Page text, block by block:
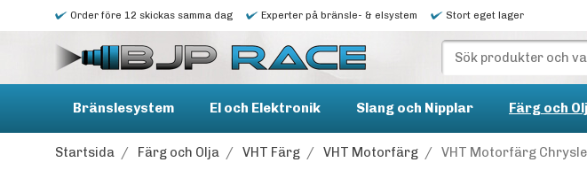
Order före 12 skickas samma dag Experter på bränsle- & elsystem Stort eget lager
Bränslesystem El och Elektronik Slang och Nipplar Färg och
Startsida / Färg och Olja / VHT Färg / VHT Motorfärg / VHT Motorfärg